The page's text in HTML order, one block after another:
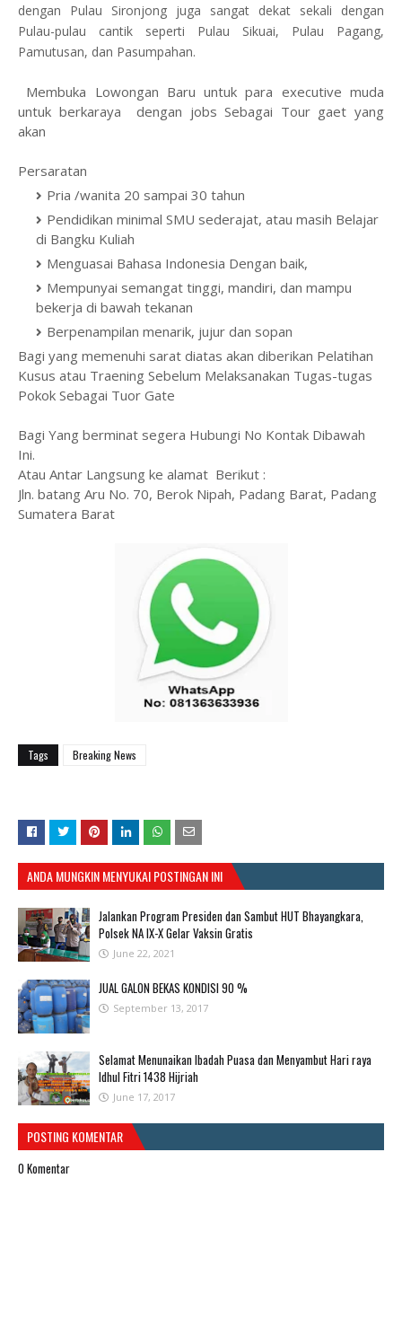
dengan Pulau Sironjong juga sangat dekat sekali dengan
Pulau-pulau cantik seperti Pulau Sikuai, Pulau Pagang,
Pamutusan, dan Pasumpahan.
Membuka Lowongan Baru untuk para executive muda
untuk berkaraya dengan jobs Sebagai Tour gaet yang
akan
Persaratan
Pria /wanita 20 sampai 30 tahun
Pendidikan minimal SMU sederajat, atau masih Belajar
di Bangku Kuliah
Menguasai Bahasa Indonesia Dengan baik,
Mempunyai semangat tinggi, mandiri, dan mampu
bekerja di bawah tekanan
Berpenampilan menarik, jujur dan sopan
Bagi yang memenuhi sarat diatas akan diberikan Pelatihan
Kusus atau Traening Sebelum Melaksanakan Tugas-tugas
Pokok Sebagai Tuor Gate
Bagi Yang berminat segera Hubungi No Kontak Dibawah
Ini.
Atau Antar Langsung ke alamat Berikut :
Jln. batang Aru No. 70, Berok Nipah, Padang Barat, Padang
Sumatera Barat
Tags Breaking News
ANDA MUNGKIN MENYUKAI POSTINGAN INI
Jalankan Program Presiden dan Sambut HUT Bhayangkara,
Polsek NA IX-X Gelar Vaksin Gratis
June 22, 2021
JUAL GALON BEKAS KONDISI 90 %
September 13, 2017
Selamat Menunaikan Ibadah Puasa dan Menyambut Hari raya
Idhul Fitri 1438 Hijriah
June 17, 2017
POSTING KOMENTAR
0 Komentar